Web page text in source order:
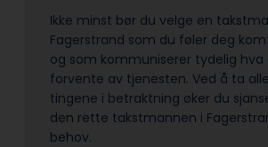
Ikke minst bør du velge en
Fagerstrand som du føler deg
og som kommuniserer tydelig hva
forvente av tjenesten. Ved å ta
tingene i betraktning øker du
den rette takstmannen i
behov.